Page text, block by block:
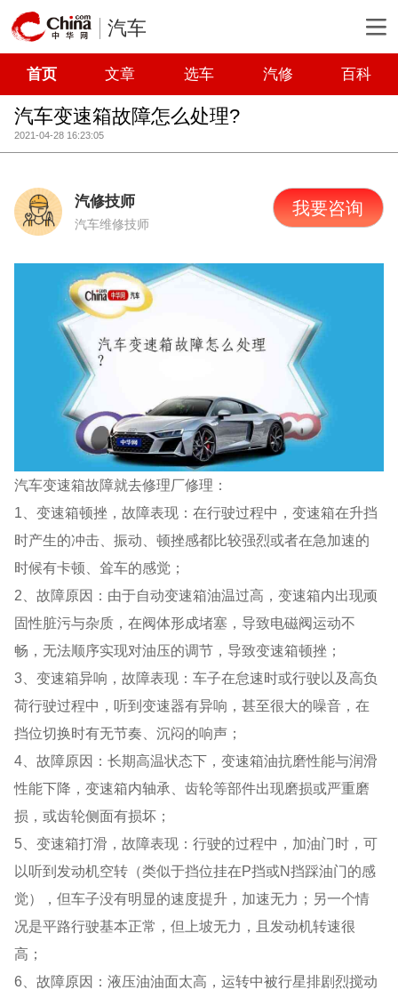
汽车
首页 文章 选车 汽修 百科
汽车变速箱故障怎么处理?
2021-04-28 16:23:05
汽修技师
汽车维修技师
我要咨询
汽车变速箱故障就去修理厂修理：
1、变速箱顿挫，故障表现：在行驶过程中，变速箱在升挡
时产生的冲击、振动、顿挫感都比较强烈或者在急加速的
时候有卡顿、耸车的感觉；
2、故障原因：由于自动变速箱油温过高，变速箱内出现顽
固性脏污与杂质，在阀体形成堵塞，导致电磁阀运动不
畅，无法顺序实现对油压的调节，导致变速箱顿挫；
3、变速箱异响，故障表现：车子在怠速时或行驶以及高负
荷行驶过程中，听到变速器有异响，甚至很大的噪音，在
挡位切换时有无节奏、沉闷的响声；
4、故障原因：长期高温状态下，变速箱油抗磨性能与润滑
性能下降，变速箱内轴承、齿轮等部件出现磨损或严重磨
损，或齿轮侧面有损坏；
5、变速箱打滑，故障表现：行驶的过程中，加油门时，可
以听到发动机空转（类似于挡位挂在P挡或N挡踩油门的感
觉），但车子没有明显的速度提升，加速无力；另一个情
况是平路行驶基本正常，但上坡无力，且发动机转速很
高；
6、故障原因：液压油油面太高，运转中被行星排剧烈搅动